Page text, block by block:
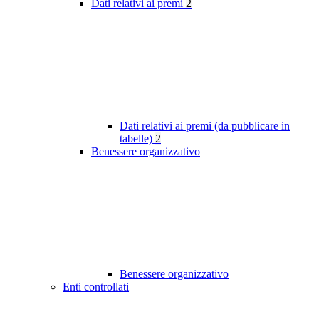
Dati relativi ai premi 2
Dati relativi ai premi (da pubblicare in
tabelle) 2
Benessere organizzativo
Benessere organizzativo
Enti controllati